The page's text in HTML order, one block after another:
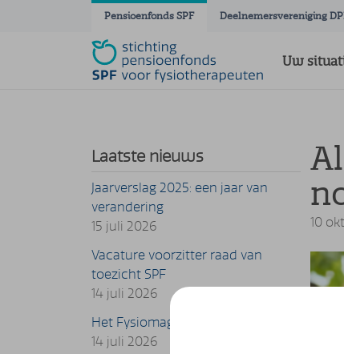
Navigatie overslaanPensioenfonds SPF Deelnemersvereniging
Uw
Laatste nieuws
Jaarverslag 2025: een jaar van
verandering
15 juli 2026
Vacature voorzitter raad van
toezicht SPF
14 juli 2026
Het Fysiomagazine is uit!
14 juli 2026
10